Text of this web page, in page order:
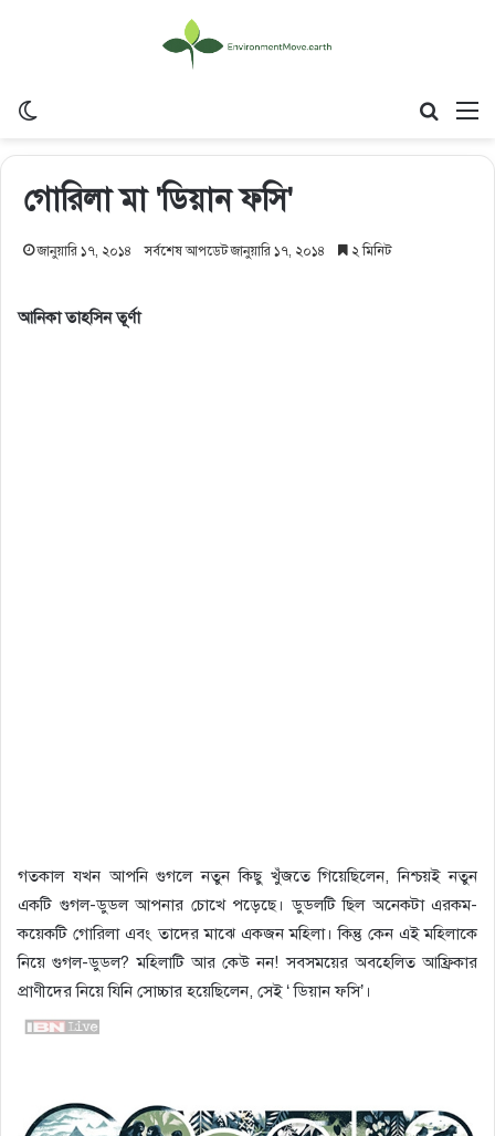
গোরিলা মা 'ডিয়ান ফসি'
জানুয়ারি ১৭, ২০১৪ সর্বশেষ আপডেট জানুয়ারি ১৭, ২০১৪ ২ মিনিট
আনিকা তাহসিন তূর্ণা
গতকাল যখন আপনি গুগলে নতুন কিছু খুঁজতে গিয়েছিলেন, নিশ্চয়ই নতুন
একটি গুগল-ডুডল আপনার চোখে পড়েছে। ডুডলটি ছিল অনেকটা এরকম-
কয়েকটি গোরিলা এবং তাদের মাঝে একজন মহিলা। কিন্তু কেন এই মহিলাকে
নিয়ে গুগল-ডুডল? মহিলাটি আর কেউ নন! সবসময়ের অবহেলিত আফ্রিকার
প্রাণীদের নিয়ে যিনি সোচ্চার হয়েছিলেন, সেই ‘ ডিয়ান ফসি’।